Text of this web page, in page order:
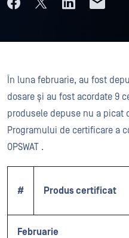
În luna februarie, au fost
dosare și au fost acordate 9
produsele depuse nu a picat
Programului de certificare a
OPSWAT .
# Produs certificat
Februarie